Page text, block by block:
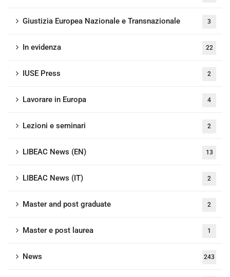
Giustizia Europea Nazionale e Transnazionale 3
In evidenza 22
IUSE Press 2
Lavorare in Europa 4
Lezioni e seminari 2
LIBEAC News (EN) 13
LIBEAC News (IT) 2
Master and post graduate 2
Master e post laurea 1
News 243